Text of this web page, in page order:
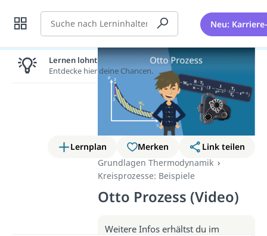
Suche Neu:
Lernplan Merken
Link teilen
Grundlagen Thermodynamik
Kreisprozesse: Beispiele
Otto Prozess (Video)
Weitere Infos erhältst du im
Lernen lohnt sich!
Entdecke hier deine Chancen.